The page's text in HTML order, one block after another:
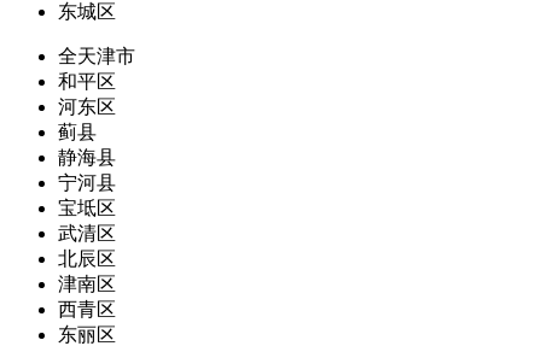
东城区
全天津市
和平区
河东区
蓟县
静海县
宁河县
宝坻区
武清区
北辰区
津南区
西青区
东丽区